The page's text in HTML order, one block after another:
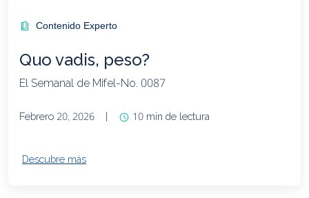
Contenido Experto
Quo vadis, peso?
El Semanal de Mifel-No. 0087
Febrero 20, 2026 | 10 min de lectura
Descubre más